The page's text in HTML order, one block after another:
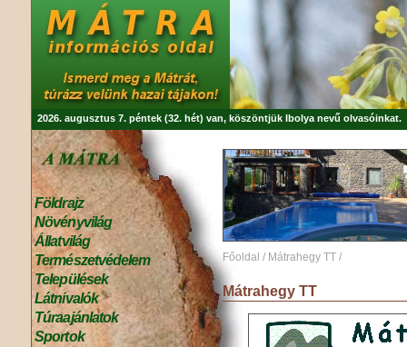
2026. augusztus 7. péntek (32. hét) van, köszöntjük Ibolya nevű olvasóinkat.
Földrajz
Növényvilág
Állatvilág
Természetvédelem
Települések
Látnivalók
Túraajánlatok
Sportok
Főoldal / Mátrahegy TT /
Mátrahegy TT